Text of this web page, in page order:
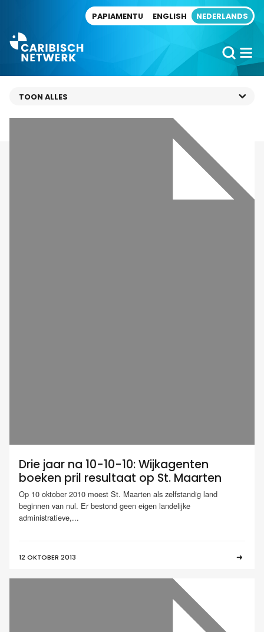
PAPIAMENTU ENGLISH NEDERLANDS
Drie jaar na 10-10-10: Wijkagenten
boeken pril resultaat op St. Maarten
Op 10 oktober 2010 moest St. Maarten als zelfstandig land
beginnen van nul. Er bestond geen eigen landelijke
administratieve,...
12 OKTOBER 2013